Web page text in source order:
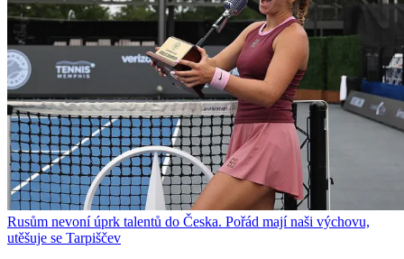
Rusům nevoní úprk talentů do Česka. Pořád mají naši výchovu,
utěšuje se Tarpiščev